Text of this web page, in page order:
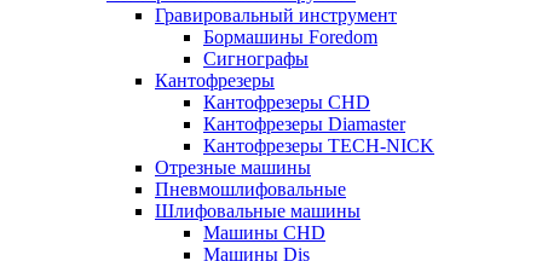
Гравировальный инструмент
Бормашины Foredom
Сигнографы
Кантофрезеры
Кантофрезеры CHD
Кантофрезеры Diamaster
Кантофрезеры TECH-NICK
Отрезные машины
Пневмошлифовальные
Шлифовальные машины
Машины CHD
Машины Dis